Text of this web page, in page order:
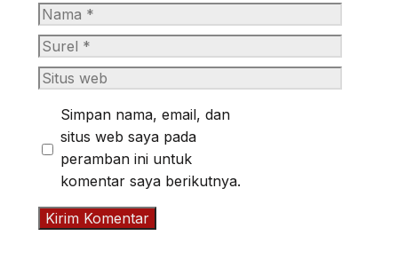
Nama
Surel
Situs
Simpan nama, email, dan
situs web saya pada
peramban ini untuk
komentar saya berikutnya.